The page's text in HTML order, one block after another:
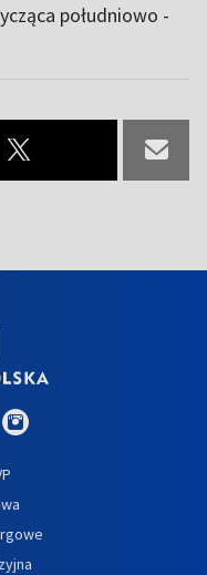
południowo -